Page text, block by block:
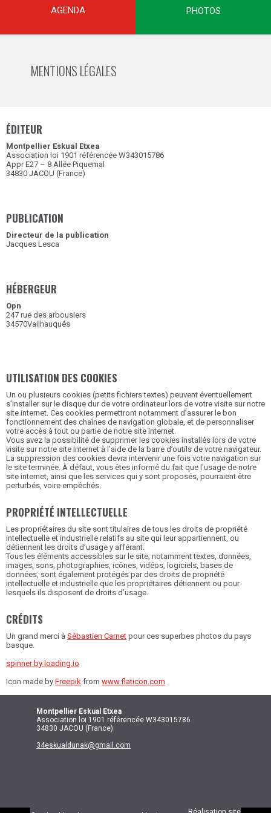
AGENDA PHOTOS
MENTIONS LÉGALES
ÉDITEUR
Montpellier Eskual Etxea
Association loi 1901 référencée W343015786
Appr E27 – 8 Allée Piquemal
34830 JACOU (France)
PUBLICATION
Directeur de la publication
Jacques Lesca
HÉBERGEUR
Opn
247 rue des arbousiers
34570Vailhauqués
UTILISATION DES COOKIES
Un ou plusieurs cookies (petits fichiers textes) peuvent éventuellement
s’installer sur le disque dur de votre ordinateur lors de votre visite sur notre
site internet. Ces cookies permettront notamment d’assurer le bon
fonctionnement des chaînes de navigation globale, et de personnaliser
votre accès à tout ou partie de notre site internet.
Vous avez la possibilité de supprimer les cookies installés lors de votre
visite sur notre site Internet à l’aide de la barre d’outils de votre navigateur.
La suppression des cookies devra intervenir une fois votre navigation sur
le site terminée. À défaut, vous êtes informé du fait que l’usage de notre
site internet, ainsi que les services qui y sont proposés, pourraient être
perturbés, voire empêchés.
PROPRIÉTÉ INTELLECTUELLE
Les propriétaires du site sont titulaires de tous les droits de propriété
intellectuelle et industrielle relatifs au site qui leur appartiennent, ou
détiennent les droits d’usage y afférant.
Tous les éléments accessibles sur le site, notamment textes, données,
images, sons, photographies, icônes, vidéos, logiciels, bases de
données, sont également protégés par des droits de propriété
intellectuelle et industrielle que les propriétaires détiennent ou pour
lesquels ils disposent de droits d’usage.
CRÉDITS
Un grand merci à Sébastien Carnet pour ces superbes photos du pays
basque.
spinner by loading.io
Icon made by Freepik from www.flaticon.com
Montpellier Eskual Etxea
Association loi 1901 référencée W343015786
34830 JACOU (France)
34eskualdunak@gmail.com